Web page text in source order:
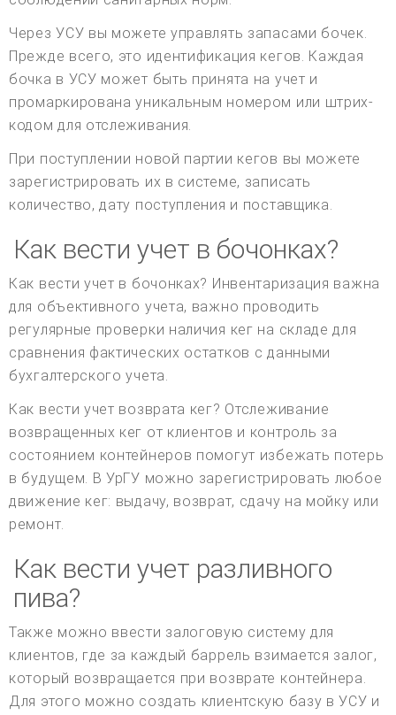
Через УСУ вы можете управлять запасами бочек.
Прежде всего, это идентификация кегов. Каждая
бочка в УСУ может быть принята на учет и
промаркирована уникальным номером или штрих-
кодом для отслеживания.
При поступлении новой партии кегов вы можете
зарегистрировать их в системе, записать
количество, дату поступления и поставщика.
Как вести учет в бочонках?
Как вести учет в бочонках? Инвентаризация важна
для объективного учета, важно проводить
регулярные проверки наличия кег на складе для
сравнения фактических остатков с данными
бухгалтерского учета.
Как вести учет возврата кег? Отслеживание
возвращенных кег от клиентов и контроль за
состоянием контейнеров помогут избежать потерь
в будущем. В УрГУ можно зарегистрировать любое
движение кег: выдачу, возврат, сдачу на мойку или
ремонт.
Как вести учет разливного
пива?
Также можно ввести залоговую систему для
клиентов, где за каждый баррель взимается залог,
который возвращается при возврате контейнера.
Для этого можно создать клиентскую базу в УСУ и